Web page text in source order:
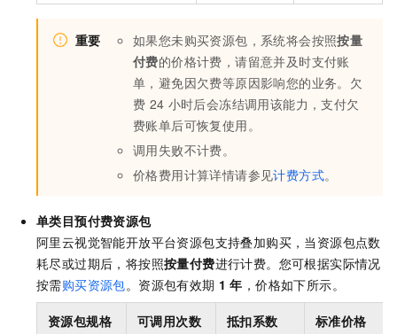
重要 如果您未购买资源包，系统将会按照按量
付费的价格计费，请留意并及时支付账
单，避免因欠费等原因影响您的业务。欠
费 24 小时后会冻结调用该能力，支付欠
费账单后可恢复使用。
调用失败不计费。
价格费用计算详情请参见计费方式。
单类目预付费资源包
阿里云视觉智能开放平台资源包支持叠加购买，当资源包点数
耗尽或过期后，将按照按量付费进行计费。您可根据实际情况
按需购买资源包。资源包有效期 1 年 ，价格如下所示。
资源包规格 可调用次数 抵扣系数 标准价格